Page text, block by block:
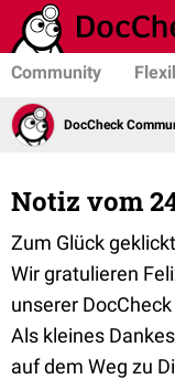
Community
DocCheck
Notiz vom
Zum Glück geklickt
Wir gratulieren
unserer
Als kleines
auf dem Weg zu